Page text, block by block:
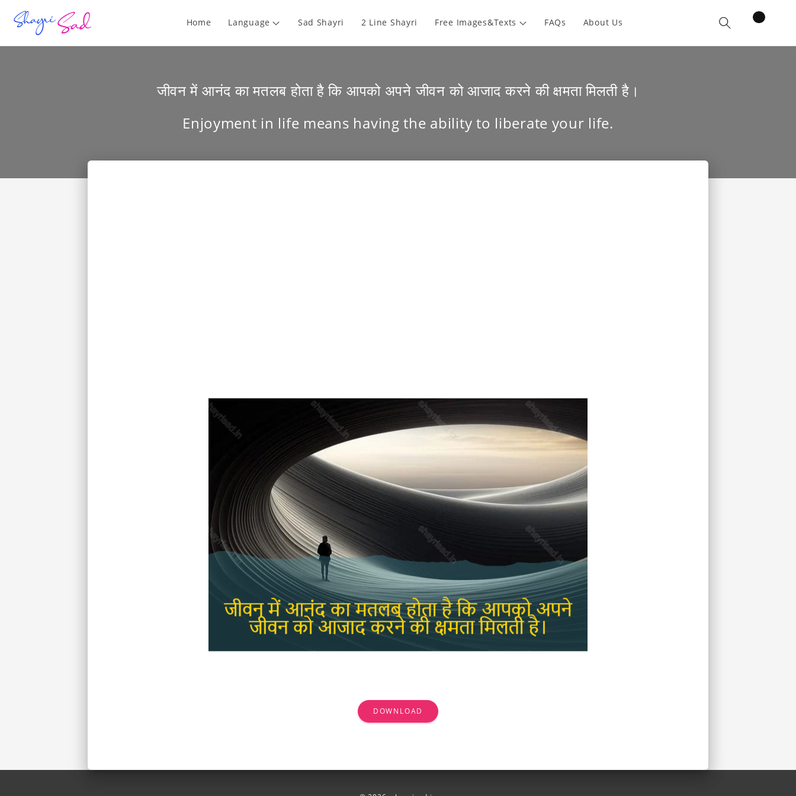
Home Language Sad Shayri 2 Line Shayri Free Images&Texts FAQs About Us Cart
items
जीवन में आनंद का मतलब होता है कि आपको अपने जीवन को आजाद करने की क्षमता मिलती है।
Enjoyment in life means having the ability to liberate your life.
DOWNLOAD